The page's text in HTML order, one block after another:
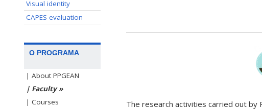
Visual identity
CAPES evaluation
O PROGRAMA
| About PPGEAN
| Faculty »
| Courses
The research activities carried out by